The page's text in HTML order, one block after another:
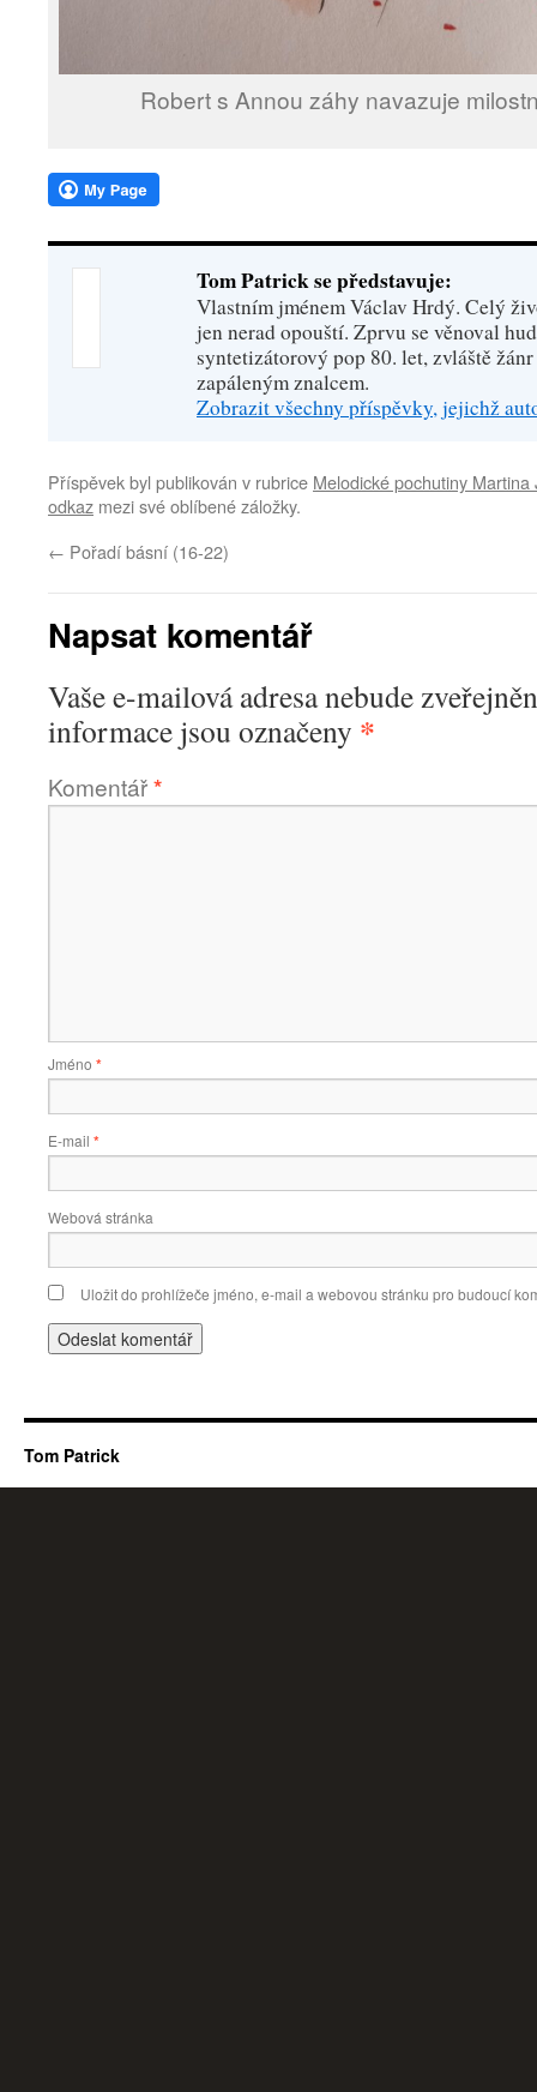
Robert s Annou záhy navazuje
Tom Patrick se představuje:
Vlastním jménem Václav Hrdý. Celý
jen nerad opouští. Zprvu se věnoval
syntetizátorový pop 80. let, zvláště
zapáleným znalcem.
Zobrazit všechny příspěvky, jejichž
Příspěvek byl publikován v rubrice Melodické pochutiny Martina
odkaz mezi své oblíbené záložky.
← Pořadí básní (16-22)
Napsat komentář
Vaše e-mailová adresa nebude
informace jsou označeny *
Komentář*
Jméno *
E-mail *
Webová stránka
Uložit do prohlížeče jméno, e-mail a webovou stránku pro budoucí
Tom Patrick